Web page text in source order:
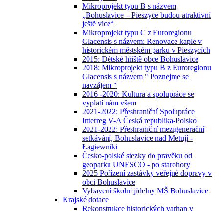
Mikroprojekt typu B s názvem
„Bohuslavice – Pieszyce budou atraktivní
ještě více“
Mikroprojekt typu C z Euroregionu
Glacensis s názvem: Renovace kaple v
historickém městském parku v Pieszycích
2015: Dětské hřiště obce Bohuslavice
2018: Mikroprojekt typu B z Euroregionu
Glacensis s názvem " Poznejme se
navzájem "
2016 -2020: Kultura a spolupráce se
vyplatí nám všem
2021-2022: Přeshraniční Spolupráce
Interreg V-A Česká republika-Polsko
2021-2022: Přeshraniční mezigenerační
setkávání, Bohuslavice nad Metují -
Łagiewniki
Česko-polské stezky do pravěku od
geoparku UNESCO - po starohory
2025 Pořízení zastávky veřejné dopravy v
obci Bohuslavice
Vybavení školní jídelny MŠ Bohuslavice
Krajské dotace
Rekonstrukce historických varhan v